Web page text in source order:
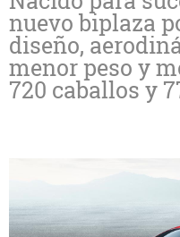
nuevo biplaza
diseño,
menor peso y
720 caballos y